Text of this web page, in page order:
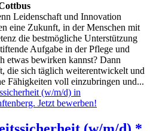
Leidenschaft und Innovation
eine Zukunft, in der Menschen mit
die bestmögliche Unterstützung
Aufgabe in der Pflege und
etwas bewirken kannst? Dann
die sich täglich weiterentwickelt und
Fähigkeiten voll einzubringen und...